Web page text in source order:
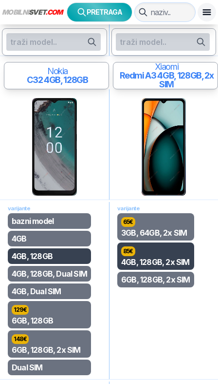
MOBILNISVET.COM PRETRAGA
Nokia
C324GB, 128GB
Xiaomi
Redmi A34GB, 128GB, 2x
SIM
varijante
bazni model
4GB
4GB, 128GB
4GB, 128GB, Dual SIM
4GB, Dual SIM
129€
6GB, 128GB
148€
6GB, 128GB, 2x SIM
Dual SIM
varijante
65€
3GB, 64GB, 2x SIM
85€
4GB, 128GB, 2x SIM
6GB, 128GB, 2x SIM